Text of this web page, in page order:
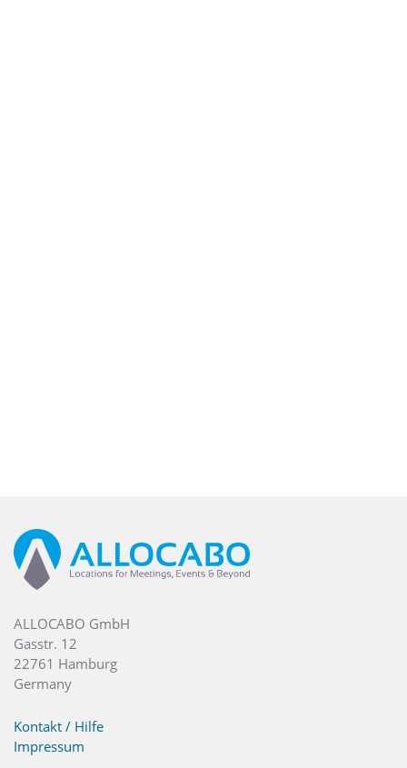
ALLOCABO GmbH
Gasstr. 12
22761 Hamburg
Germany
Kontakt / Hilfe
Impressum